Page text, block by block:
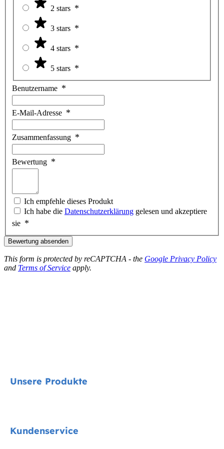
2 stars
3 stars
4 stars
5 stars
Benutzername
E-Mail-Adresse
Zusammenfassung
Bewertung
Ich empfehle dieses Produkt
Ich habe die Datenschutzerklärung gelesen und akzeptiere
sie
Bewertung absenden
This form is protected by reCAPTCHA - the Google Privacy Policy
and Terms of Service apply.
Unsere Produkte
Kundenservice